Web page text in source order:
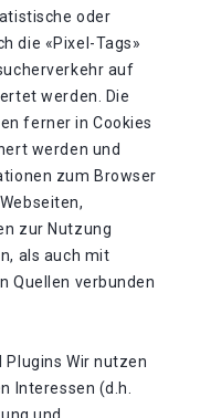
oder
die «Pixel-Tags»
auf
werden. Die
ferner in Cookies
werden und
zum Browser
zur Nutzung
als auch mit
Quellen verbunden
Plugins Wir nutzen
Interessen (d.h.